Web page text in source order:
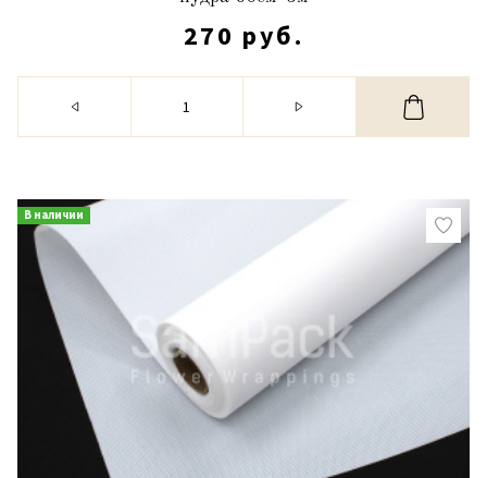
270 руб.
В наличии